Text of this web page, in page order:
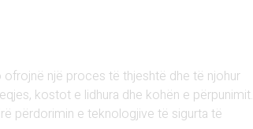
një proces të thjeshtë dhe të njohur
kostot e lidhura dhe kohën e përpunimit.
përdorimin e teknologjive të sigurta të